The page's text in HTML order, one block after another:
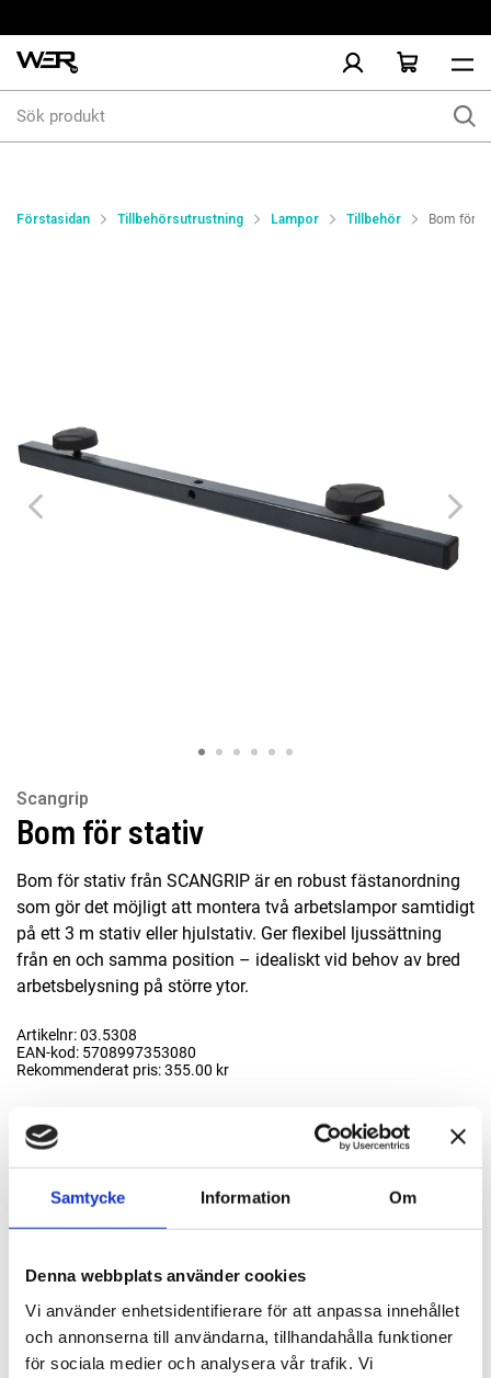
Samtycke Information Om
Denna webbplats använder cookies
Vi använder enhetsidentifierare för att anpassa innehållet
och annonserna till användarna, tillhandahålla funktioner
för sociala medier och analysera vår trafik. Vi
produkt
Förstasidan Tillbehörsutrustning Lampor Tillbehör Bom för
Scangrip
Bom för stativ
Bom för stativ från SCANGRIP är en robust fästanordning
som gör det möjligt att montera två arbetslampor samtidigt
på ett 3 m stativ eller hjulstativ. Ger flexibel ljussättning
från en och samma position – idealiskt vid behov av bred
arbetsbelysning på större ytor.
Artikelnr: 03.5308
EAN-kod: 5708997353080
Rekommenderat pris: 355.00 kr
355 kr
st Lägg i varukorgen
Passande tillbehör